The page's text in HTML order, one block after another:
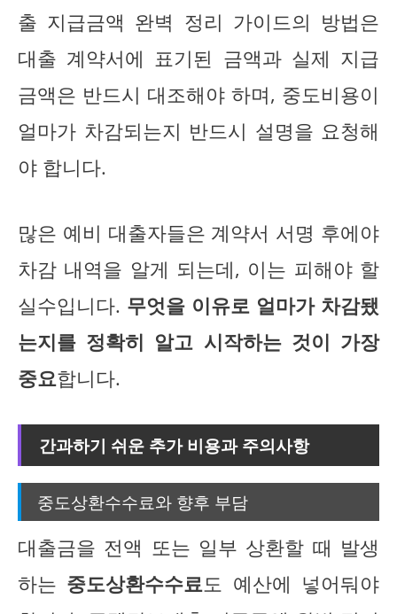
출 지급금액 완벽 정리 가이드의 방법은
대출 계약서에 표기된 금액과 실제 지급
금액은 반드시 대조해야 하며, 중도비용이
얼마가 차감되는지 반드시 설명을 요청해
야 합니다.
많은 예비 대출자들은 계약서 서명 후에야
차감 내역을 알게 되는데, 이는 피해야 할
실수입니다. 무엇을 이유로 얼마가 차감됐
는지를 정확히 알고 시작하는 것이 가장
중요합니다.
간과하기 쉬운 추가 비용과 주의사항
중도상환수수료와 향후 부담
대출금을 전액 또는 일부 상환할 때 발생
하는 중도상환수수료도 예산에 넣어둬야